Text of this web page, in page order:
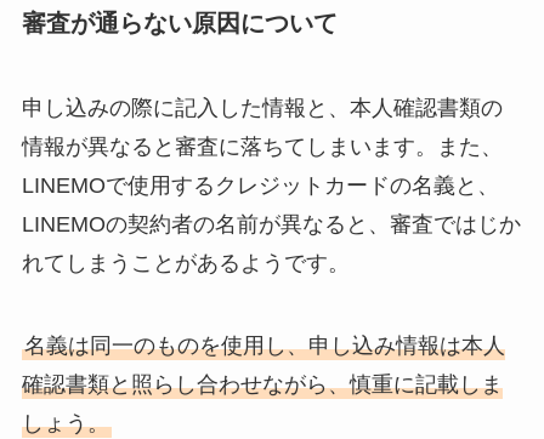
審査が通らない原因について
申し込みの際に記入した情報と、本人確認書類の
情報が異なると審査に落ちてしまいます。また、
LINEMOで使用するクレジットカードの名義と、
LINEMOの契約者の名前が異なると、審査ではじか
れてしまうことがあるようです。
名義は同一のものを使用し、申し込み情報は本人
確認書類と照らし合わせながら、慎重に記載しま
しょう。